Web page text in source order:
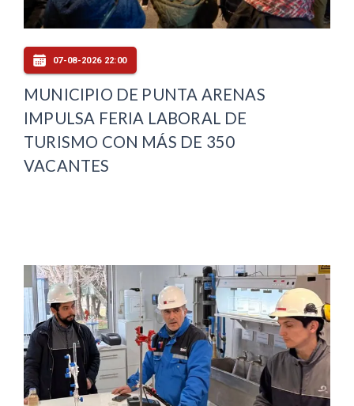
07-08-2026 22:00
MUNICIPIO DE PUNTA ARENAS
IMPULSA FERIA LABORAL DE
TURISMO CON MÁS DE 350
VACANTES